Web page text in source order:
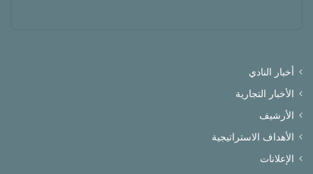
أخبار النادي
الأخبار التجارية
الأرشيف
الأهداف الاستراتيجية
الإعلانات